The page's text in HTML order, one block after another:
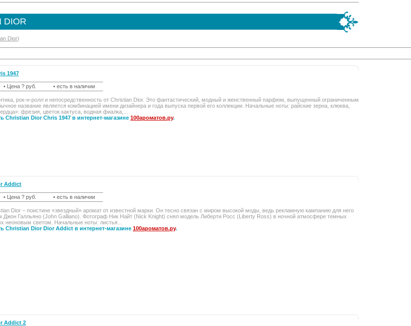
Dior)
1947
• Цена ? руб. • есть в наличии
рок-н-ролл и непосредственность от Christian Dior. Это фантастический, модный и женственный парфюм, выпущенный ограниченным
название является комбинацией имени дизайнера и года выпуска первой его коллекции. Начальные ноты: райские зерна, клюква,
фрезия, цветок кактуса, водная фиалка,...
Christian Dior Chris 1947 в интернет-магазине 100ароматов.ру.
Addict
• Цена ? руб. • есть в наличии
Dior – поистине «звездный» аромат от известной марки. Он тесно связан с миром высокой моды, ведь рекламную кампанию для него
Джон Галльяно (John Galliano). Фотограф Ник Найт (Nick Knight) снял модель Либерти Росс (Liberty Ross) в ночной атмосфере темных
неоновым светом. Начальные ноты: листья...
Christian Dior Dior Addict в интернет-магазине 100ароматов.ру.
Addict 2